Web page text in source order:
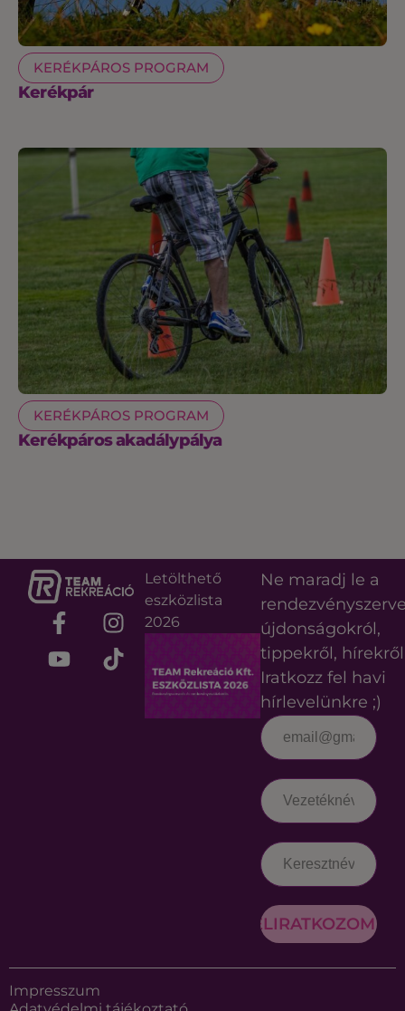
KERÉKPÁROS PROGRAM
Kerékpár
KERÉKPÁROS PROGRAM
Kerékpáros akadálypálya
Letölthető
eszközlista
2026
Ne maradj le a
újdonságokról,
tippekről,
Iratkozz fel havi
hírlevelünkre ;)
FELIRATKOZOM
Impresszum